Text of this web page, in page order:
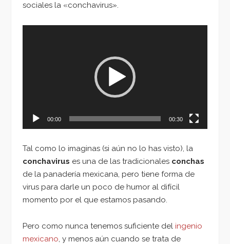
sociales la «conchavirus».
00:00 00:30
Tal como lo imaginas (si aún no lo has visto), la
conchavirus es una de las tradicionales conchas
de la panadería mexicana, pero tiene forma de
virus para darle un poco de humor al difícil
momento por el que estamos pasando.
Pero como nunca tenemos suficiente del ingenio
mexicano, y menos aún cuando se trata de